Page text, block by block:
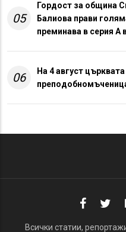
05
Гордост за община
Балиова прави
преминава в серия А
06
На 4 август
Всички статии,